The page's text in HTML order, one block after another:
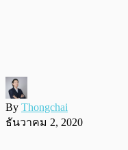
By Thongchai
ธันวาคม 2, 2020